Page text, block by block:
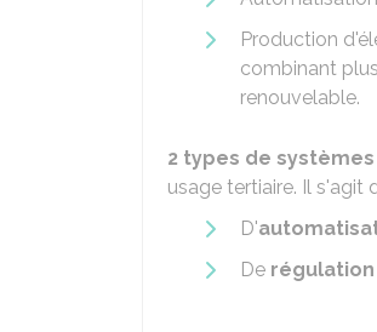
Production
combinant
renouvelable.
2 types de
usage tertiaire. Il s'agit
D'
De